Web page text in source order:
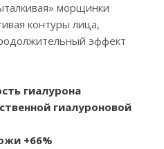
морщинки
контуры лица,
эффект
гиалурона
гиалуроновой
+66%